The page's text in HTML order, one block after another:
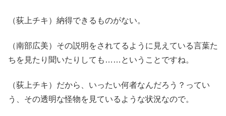
（荻上チキ）納得できるものがない。
（南部広美）その説明をされてるように見えている言葉た
ちを見たり聞いたりしても……ということですね。
（荻上チキ）だから、いったい何者なんだろう？ってい
う、その透明な怪物を見ているような状況なので。